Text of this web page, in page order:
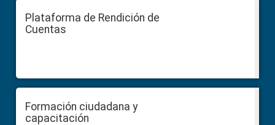
Plataforma de Rendición de
Cuentas
Formación ciudadana y
capacitación